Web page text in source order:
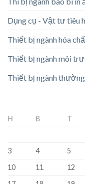
Dụng cụ - Vật tư tiêu
Thiết bị ngành hóa
Thiết bị ngành môi
Thiết bị ngành
H B T
3
4 5
10
11 12